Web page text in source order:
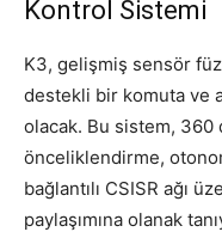
Kontrol Sistemi
K3, gelişmiş sensör
destekli bir komuta ve
olacak. Bu sistem, 360
önceliklendirme,
bağlantılı CSISR ağı
paylaşımına olanak